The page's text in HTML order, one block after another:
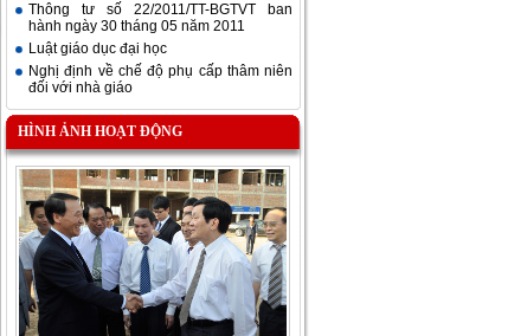
Thông tư số 22/2011/TT-BGTVT ban
hành ngày 30 tháng 05 năm 2011
Luật giáo dục đại học
Nghị định về chế độ phụ cấp thâm niên
đối với nhà giáo
HÌNH ẢNH HOẠT ĐỘNG